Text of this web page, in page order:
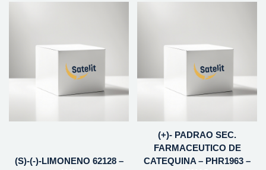
(S)-(-)-LIMONENO 62128 –
(+)- PADRAO SEC.
FARMACEUTICO DE
CATEQUINA – PHR1963 –